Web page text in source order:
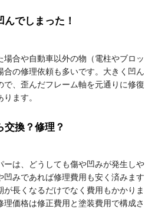
でしまった！
合や自動車以外の物（電柱やブロッ
合の修理依頼も多いです。大きく凹ん
で、歪んだフレーム軸を元通りに修復
ます。
交換？修理？
ーは、どうしても傷や凹みが発生しや
みであれば修理費用も安く済みます
長くなるだけでなく費用もかかりま
価格は修正費用と塗装費用で構成さ